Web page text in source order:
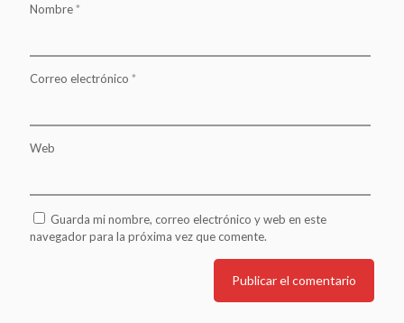
Nombre*
Correo electrónico *
Web
Guarda mi nombre, correo electrónico y web en este
navegador para la próxima vez que comente.